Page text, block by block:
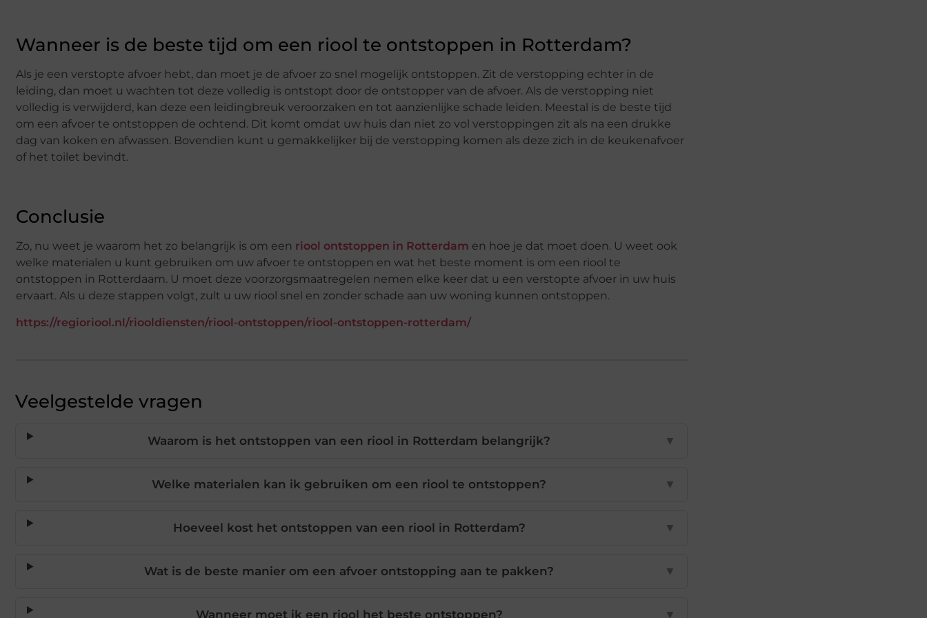
Wanneer is de beste tijd om een riool te ontstoppen in Rotterdam?
Als je een verstopte afvoer hebt, dan moet je de afvoer zo snel mogelijk ontstoppen. Zit de verstopping echter in de
leiding, dan moet u wachten tot deze volledig is ontstopt door de ontstopper van de afvoer. Als de verstopping niet
volledig is verwijderd, kan deze een leidingbreuk veroorzaken en tot aanzienlijke schade leiden. Meestal is de beste tijd
om een afvoer te ontstoppen de ochtend. Dit komt omdat uw huis dan niet zo vol verstoppingen zit als na een drukke
dag van koken en afwassen. Bovendien kunt u gemakkelijker bij de verstopping komen als deze zich in de keukenafvoer
of het toilet bevindt.
Conclusie
Zo, nu weet je waarom het zo belangrijk is om een riool ontstoppen in Rotterdam en hoe je dat moet doen. U weet ook
welke materialen u kunt gebruiken om uw afvoer te ontstoppen en wat het beste moment is om een riool te
ontstoppen in Rotterdaam. U moet deze voorzorgsmaatregelen nemen elke keer dat u een verstopte afvoer in uw huis
ervaart. Als u deze stappen volgt, zult u uw riool snel en zonder schade aan uw woning kunnen ontstoppen.
https://regioriool.nl/riooldiensten/riool-ontstoppen/riool-ontstoppen-rotterdam/
Veelgestelde vragen
Waarom is het ontstoppen van een riool in Rotterdam belangrijk? ▼
Welke materialen kan ik gebruiken om een riool te ontstoppen? ▼
Hoeveel kost het ontstoppen van een riool in Rotterdam? ▼
Wat is de beste manier om een afvoer ontstopping aan te pakken? ▼
Wanneer moet ik een riool het beste ontstoppen? ▼